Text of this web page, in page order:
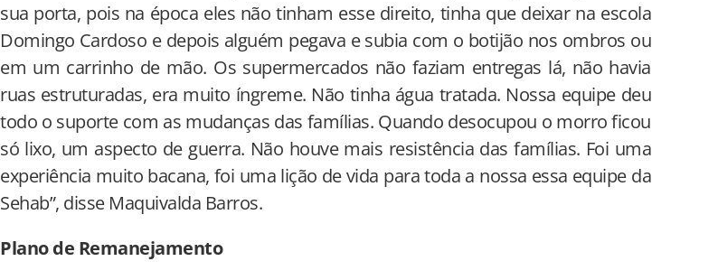
sua porta, pois na época eles não tinham esse direito, tinha que deixar na escola
Domingo Cardoso e depois alguém pegava e subia com o botijão nos ombros ou
em um carrinho de mão. Os supermercados não faziam entregas lá, não havia
ruas estruturadas, era muito íngreme. Não tinha água tratada. Nossa equipe deu
todo o suporte com as mudanças das famílias. Quando desocupou o morro ficou
só lixo, um aspecto de guerra. Não houve mais resistência das famílias. Foi uma
experiência muito bacana, foi uma lição de vida para toda a nossa essa equipe da
Sehab”, disse Maquivalda Barros.
Plano de Remanejamento